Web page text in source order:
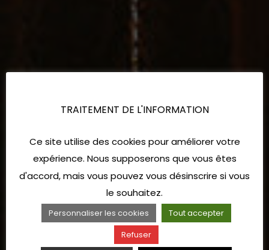
TRAITEMENT DE L'INFORMATION
Ce site utilise des cookies pour améliorer votre
expérience. Nous supposerons que vous êtes
d'accord, mais vous pouvez vous désinscrire si vous
le souhaitez.
Personnaliser les cookies
Tout accepter
Refuser